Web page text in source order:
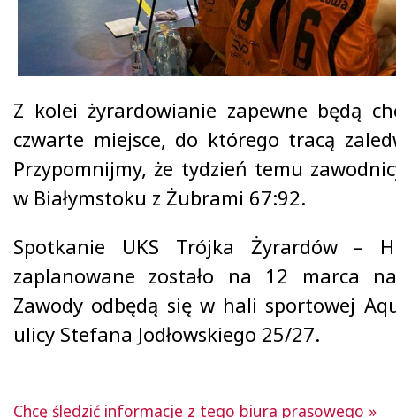
Z kolei żyrardowianie zapewne będą
czwarte miejsce, do którego tracą
Przypomnijmy, że tydzień temu
w Białymstoku z Żubrami 67:92.
Spotkanie UKS Trójka Żyrardów –
zaplanowane zostało na 12 marca
Zawody odbędą się w hali sportowej
ulicy Stefana Jodłowskiego 25/27.
Chcę śledzić informacje z tego biura prasowego »